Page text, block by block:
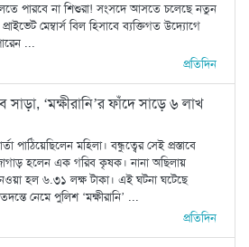
পারবে না শিশুরা! সংসদে আসতে চলেছে নতুন
মেম্বার্স বিল হিসাবে ব্যক্তিগত উদ্যোগে
...
প্রতিদিন
সাড়া, ‘মক্ষীরানি’র ফাঁদে সাড়ে ৬ লাখ
পাঠিয়েছিলেন মহিলা। বন্ধুত্বের সেই প্রস্তাবে
জোগাড় হলেন এক গরিব কৃষক। নানা অছিলায়
হল ৬.৩১ লক্ষ টাকা। এই ঘটনা ঘটেছে
নেমে পুলিশ ‘মক্ষীরানি’ ...
প্রতিদিন